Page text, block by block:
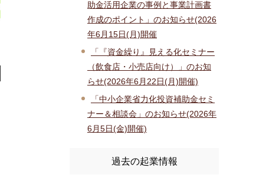
助金活用企業の事例と事業計画書
作成のポイント」のお知らせ(2026
年6月15日(月)開催
「『資金繰り』見える化セミナー
（飲食店・小売店向け）」のお知
らせ(2026年6月22日(月)開催)
「中小企業省力化投資補助金セミ
ナー＆相談会」のお知らせ(2026年
6月5日(金)開催)
過去の起業情報